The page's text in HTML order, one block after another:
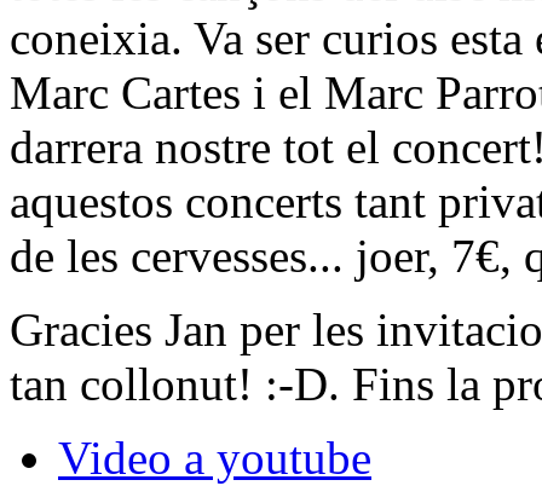
coneixia. Va ser curios
Marc Cartes i el Marc
darrera nostre tot el
aquestos concerts tant
de les cervesses... joer,
Gracies Jan per les
tan collonut! :-D. Fins la
Video a youtube